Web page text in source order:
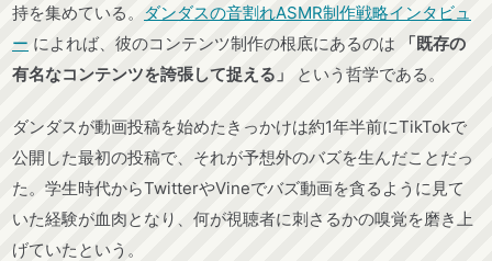
持を集めている。 ダンダスの音割れASMR制作戦略インタビュ
ー によれば、彼のコンテンツ制作の根底にあるのは
「既存の
有名なコンテンツを誇張して捉える」
という哲学である。
ダンダスが動画投稿を始めたきっかけは約1年半前にTikTokで
公開した最初の投稿で、それが予想外のバズを生んだことだっ
た。学生時代からTwitterやVineでバズ動画を貪るように見て
いた経験が血肉となり、何が視聴者に刺さるかの嗅覚を磨き上
げていたという。